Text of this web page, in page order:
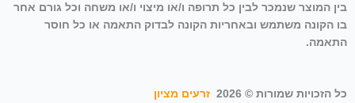
בין המוצר שנמכר לבין כל תרופה ו/או מיצוי ו/או משחה וכל גורם אחר
בו הקונה משתמש ובאחריות הקונה לבדוק התאמה או כל חוסר
התאמה.
כל הזכויות שמורות © 2026 זרעים מציון